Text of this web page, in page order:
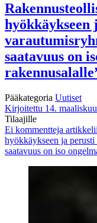
hyökkäykseen
saatavuus on
Pääkategoria Uutiset
Kirjoitettu 14.
Tilaajille
Ei kommentteja
hyökkäykseen ja
saatavuus on iso